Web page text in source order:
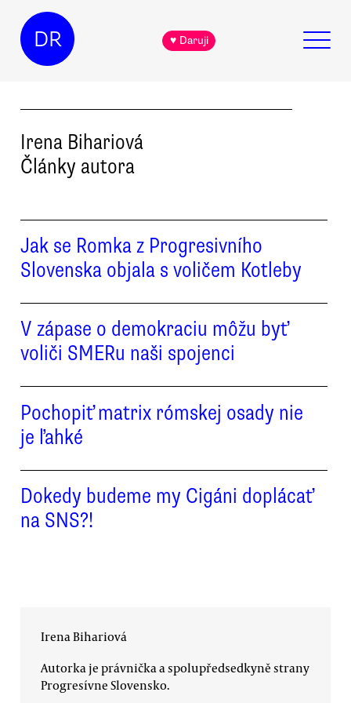
DR ♥ Daruji
Irena Bihariová
Články autora
Jak se Romka z Progresivního
Slovenska objala s voličem Kotleby
V zápase o demokraciu môžu byť
voliči SMERu naši spojenci
Pochopiť matrix rómskej osady nie
je ľahké
Dokedy budeme my Cigáni doplácať
na SNS?!
Irena Bihariová
Autorka je právnička a spolupředsedkyně strany
Progresívne Slovensko.